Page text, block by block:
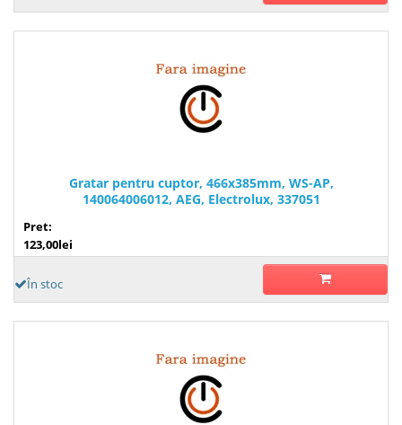
Gratar pentru cuptor, 466x385mm, WS-AP,
140064006012, AEG, Electrolux, 337051
Pret:
123,00lei
În stoc